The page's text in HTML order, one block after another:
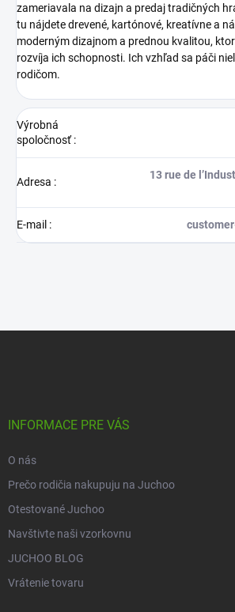
zameriavala na dizajn a predaj tradičných
tu nájdete drevené, kartónové, kreatívne a
moderným dizajnom a prednou kvalitou,
rozvíja ich schopnosti. Ich vzhľad sa páči
rodičom.
Výrobná
spoločnosť:
Adresa :
13 rue de
E-mail :
INFORMACE PRE VÁS
O nás
Prečo rodičia nakupuju na Juchoo
Otestované Juchoo
Navštivte naši vzorkovnu
JUCHOO BLOG
Vrátenie tovaru